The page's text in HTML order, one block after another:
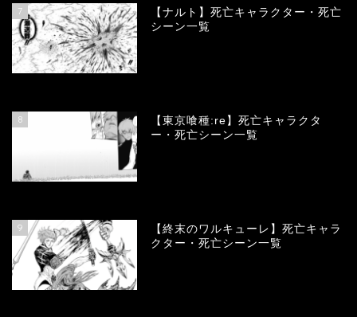
7
【ナルト】死亡キャラクター・死亡
シーン一覧
8
【東京喰種:re】死亡キャラクタ
ー・死亡シーン一覧
9
【終末のワルキューレ】死亡キャラ
クター・死亡シーン一覧